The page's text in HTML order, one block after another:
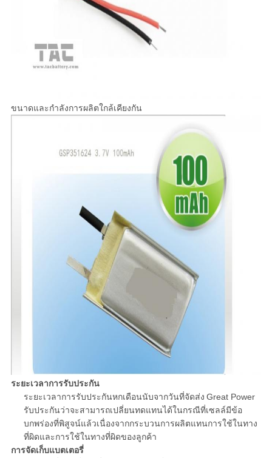
ขนาดและกำลังการผลิตใกล้เคียงกัน
ระยะเวลาการรับประกัน
ระยะเวลาการรับประกันหกเดือนนับจากวันที่จัดส่ง Great Power
รับประกันว่าจะสามารถเปลี่ยนทดแทนได้ในกรณีที่เซลล์มีข้อ
บกพร่องที่พิสูจน์แล้วเนื่องจากกระบวนการผลิตแทนการใช้ในทาง
ที่ผิดและการใช้ในทางที่ผิดของลูกค้า
การจัดเก็บแบตเตอรี่